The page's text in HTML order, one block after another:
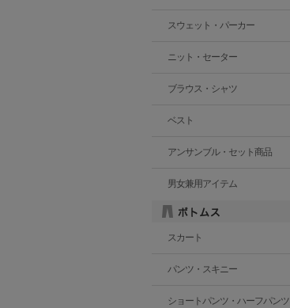
スウェット・パーカー
ニット・セーター
ブラウス・シャツ
ベスト
アンサンブル・セット商品
男女兼用アイテム
スカート
パンツ・スキニー
ショートパンツ・ハーフパンツ